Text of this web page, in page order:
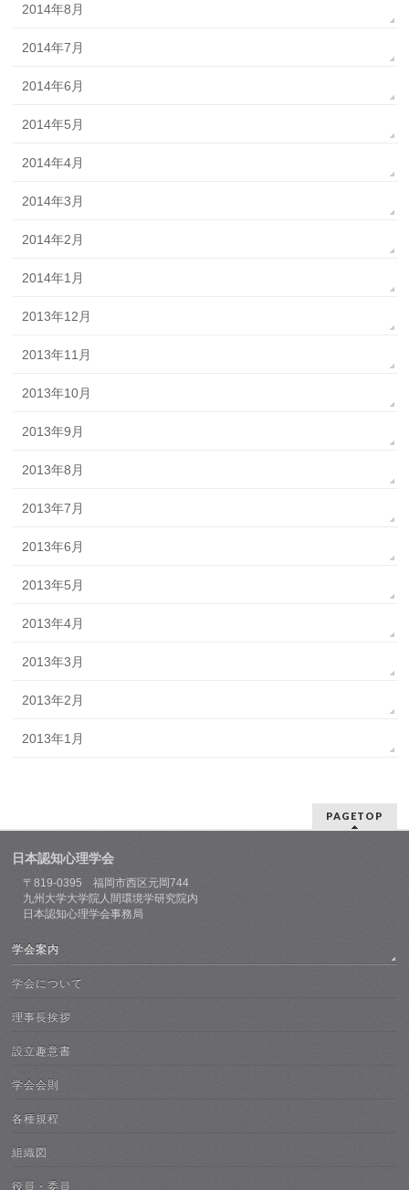
2014年8月
2014年7月
2014年6月
2014年5月
2014年4月
2014年3月
2014年2月
2014年1月
2013年12月
2013年11月
2013年10月
2013年9月
2013年8月
2013年7月
2013年6月
2013年5月
2013年4月
2013年3月
2013年2月
2013年1月
PAGETOP
日本認知心理学会
〒819-0395 福岡市西区元岡744
九州大学大学院人間環境学研究院内
日本認知心理学会事務局
学会案内
学会について
理事長挨拶
設立趣意書
学会会則
各種規程
組織図
役員・委員